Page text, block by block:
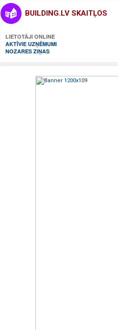
BUILDING.LV SKAITĻOS
LIETOTĀJI ONLINE
AKTĪVIE UZŅĒMUMI
NOZARES ZIŅAS